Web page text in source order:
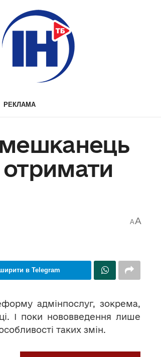
РЕКЛАМА
AA
в Telegram
адмінпослуг, зокрема,
І поки нововведення лише
таких змін.